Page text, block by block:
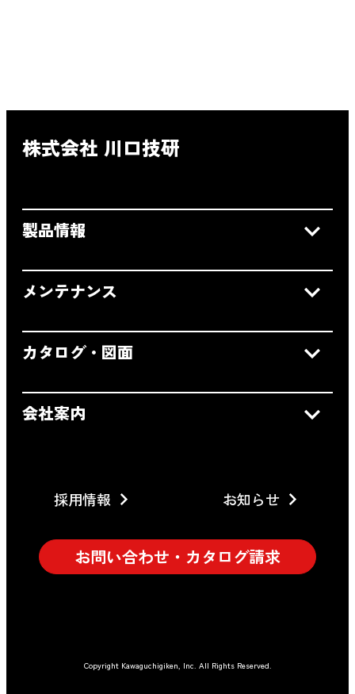
株式会社 川口技研
製品情報
メンテナンス
カタログ・図面
会社案内
採用情報 お知らせ
お問い合わせ・カタログ請求
Copyright Kawaguchigiken, Inc. All Rights Reserved.